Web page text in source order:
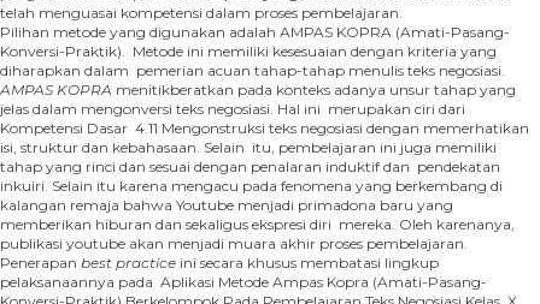
telah menguasai kompetensi dalam proses pembelajaran.
Pilihan metode yang digunakan adalah AMPAS KOPRA (Amati-Pasang-
Konversi-Praktik). Metode ini memiliki kesesuaian dengan kriteria yang
diharapkan dalam pemerian acuan tahap-tahap menulis teks negosiasi.
AMPAS KOPRA menitikberatkan pada konteks adanya unsur tahap yang
jelas dalam mengonversi teks negosiasi. Hal ini merupakan ciri dari
Kompetensi Dasar 4.11 Mengonstruksi teks negosiasi dengan memerhatikan
isi, struktur dan kebahasaan. Selain itu, pembelajaran ini juga memiliki
tahap yang rinci dan sesuai dengan penalaran induktif dan pendekatan
inkuiri. Selain itu karena mengacu pada fenomena yang berkembang di
kalangan remaja bahwa Youtube menjadi primadona baru yang
memberikan hiburan dan sekaligus ekspresi diri mereka. Oleh karenanya,
publikasi youtube akan menjadi muara akhir proses pembelajaran.
Penerapan best practice ini secara khusus membatasi lingkup
pelaksanaannya pada Aplikasi Metode Ampas Kopra (Amati-Pasang-